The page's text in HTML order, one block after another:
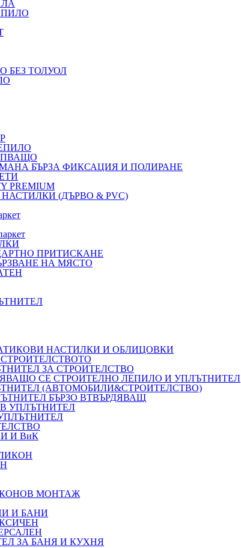
БЕЗ ТОЛУОЛ
БЪРЗА ФИКСАЦИЯ И ПОЛИРАНЕ
PREMIUM
(ДЪРВО & PVC)
ПРИТИСКАНЕ
НА МЯСТО
НАСТИЛКИ И ОБЛИЦОВКИ
ЗА СТРОИТЕЛСТВО
СЕ СТРОИТЕЛНО ЛЕПИЛО И УПЛЪТНИТЕЛ
(АВТОМОБИЛИ&СТРОИТЕЛСТВО)
БЪРЗО ВТВЪРДЯВАЩ
УПЛЪТНИТЕЛ
И ВиК
МОНТАЖ
И БАНИ
ЗА БАНЯ И КУХНЯ